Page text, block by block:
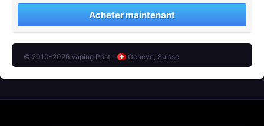
Acheter maintenant
© 2010-2026 Vaping Post - Genève, Suisse